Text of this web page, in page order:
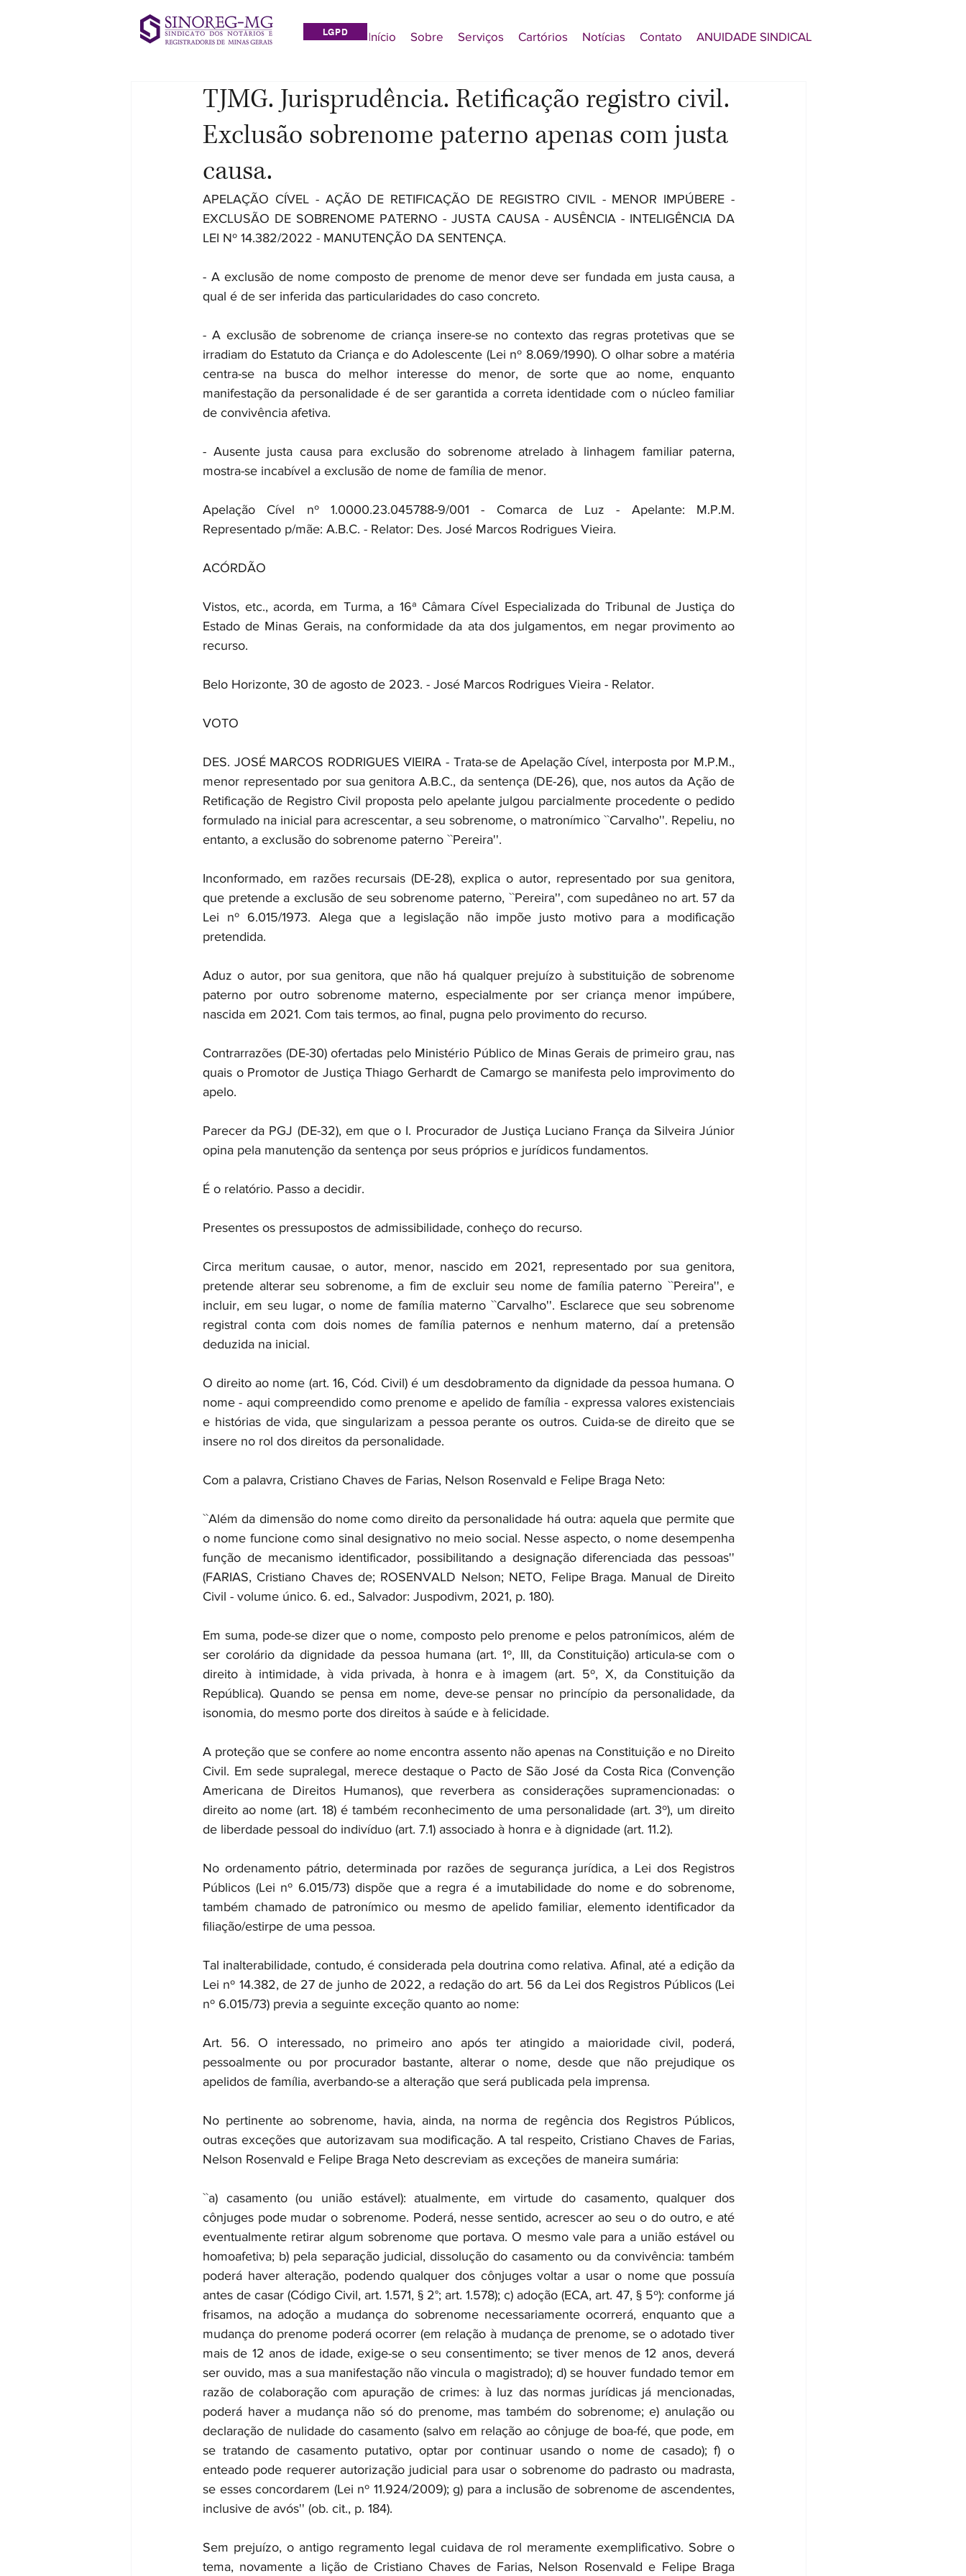
Início Sobre Serviços Cartórios Notícias Contato ANUIDADE SINDICAL
LGPD
TJMG. Jurisprudência. Retificação registro civil.
Exclusão sobrenome paterno apenas com justa
causa.
APELAÇÃO CÍVEL - AÇÃO DE RETIFICAÇÃO DE REGISTRO CIVIL - MENOR IMPÚBERE -
EXCLUSÃO DE SOBRENOME PATERNO - JUSTA CAUSA - AUSÊNCIA - INTELIGÊNCIA DA
LEI Nº 14.382/2022 - MANUTENÇÃO DA SENTENÇA.
- A exclusão de nome composto de prenome de menor deve ser fundada em justa causa, a
qual é de ser inferida das particularidades do caso concreto.
- A exclusão de sobrenome de criança insere-se no contexto das regras protetivas que se
irradiam do Estatuto da Criança e do Adolescente (Lei nº 8.069/1990). O olhar sobre a matéria
centra-se na busca do melhor interesse do menor, de sorte que ao nome, enquanto
manifestação da personalidade é de ser garantida a correta identidade com o núcleo familiar
de convivência afetiva.
- Ausente justa causa para exclusão do sobrenome atrelado à linhagem familiar paterna,
mostra-se incabível a exclusão de nome de família de menor.
Apelação Cível nº 1.0000.23.045788-9/001 - Comarca de Luz - Apelante: M.P.M.
Representado p/mãe: A.B.C. - Relator: Des. José Marcos Rodrigues Vieira.
ACÓRDÃO
Vistos, etc., acorda, em Turma, a 16ª Câmara Cível Especializada do Tribunal de Justiça do
Estado de Minas Gerais, na conformidade da ata dos julgamentos, em negar provimento ao
recurso.
Belo Horizonte, 30 de agosto de 2023. - José Marcos Rodrigues Vieira - Relator.
VOTO
DES. JOSÉ MARCOS RODRIGUES VIEIRA - Trata-se de Apelação Cível, interposta por M.P.M.,
menor representado por sua genitora A.B.C., da sentença (DE-26), que, nos autos da Ação de
Retificação de Registro Civil proposta pelo apelante julgou parcialmente procedente o pedido
formulado na inicial para acrescentar, a seu sobrenome, o matronímico ``Carvalho''. Repeliu, no
entanto, a exclusão do sobrenome paterno ``Pereira''.
Inconformado, em razões recursais (DE-28), explica o autor, representado por sua genitora,
que pretende a exclusão de seu sobrenome paterno, ``Pereira'', com supedâneo no art. 57 da
Lei nº 6.015/1973. Alega que a legislação não impõe justo motivo para a modificação
pretendida.
Aduz o autor, por sua genitora, que não há qualquer prejuízo à substituição de sobrenome
paterno por outro sobrenome materno, especialmente por ser criança menor impúbere,
nascida em 2021. Com tais termos, ao final, pugna pelo provimento do recurso.
Contrarrazões (DE-30) ofertadas pelo Ministério Público de Minas Gerais de primeiro grau, nas
quais o Promotor de Justiça Thiago Gerhardt de Camargo se manifesta pelo improvimento do
apelo.
Parecer da PGJ (DE-32), em que o I. Procurador de Justiça Luciano França da Silveira Júnior
opina pela manutenção da sentença por seus próprios e jurídicos fundamentos.
É o relatório. Passo a decidir.
Presentes os pressupostos de admissibilidade, conheço do recurso.
Circa meritum causae, o autor, menor, nascido em 2021, representado por sua genitora,
pretende alterar seu sobrenome, a fim de excluir seu nome de família paterno ``Pereira'', e
incluir, em seu lugar, o nome de família materno ``Carvalho''. Esclarece que seu sobrenome
registral conta com dois nomes de família paternos e nenhum materno, daí a pretensão
deduzida na inicial.
O direito ao nome (art. 16, Cód. Civil) é um desdobramento da dignidade da pessoa humana. O
nome - aqui compreendido como prenome e apelido de família - expressa valores existenciais
e histórias de vida, que singularizam a pessoa perante os outros. Cuida-se de direito que se
insere no rol dos direitos da personalidade.
Com a palavra, Cristiano Chaves de Farias, Nelson Rosenvald e Felipe Braga Neto:
``Além da dimensão do nome como direito da personalidade há outra: aquela que permite que
o nome funcione como sinal designativo no meio social. Nesse aspecto, o nome desempenha
função de mecanismo identificador, possibilitando a designação diferenciada das pessoas''
(FARIAS, Cristiano Chaves de; ROSENVALD Nelson; NETO, Felipe Braga. Manual de Direito
Civil - volume único. 6. ed., Salvador: Juspodivm, 2021, p. 180).
Em suma, pode-se dizer que o nome, composto pelo prenome e pelos patronímicos, além de
ser corolário da dignidade da pessoa humana (art. 1º, III, da Constituição) articula-se com o
direito à intimidade, à vida privada, à honra e à imagem (art. 5º, X, da Constituição da
República). Quando se pensa em nome, deve-se pensar no princípio da personalidade, da
isonomia, do mesmo porte dos direitos à saúde e à felicidade.
A proteção que se confere ao nome encontra assento não apenas na Constituição e no Direito
Civil. Em sede supralegal, merece destaque o Pacto de São José da Costa Rica (Convenção
Americana de Direitos Humanos), que reverbera as considerações supramencionadas: o
direito ao nome (art. 18) é também reconhecimento de uma personalidade (art. 3º), um direito
de liberdade pessoal do indivíduo (art. 7.1) associado à honra e à dignidade (art. 11.2).
No ordenamento pátrio, determinada por razões de segurança jurídica, a Lei dos Registros
Públicos (Lei nº 6.015/73) dispõe que a regra é a imutabilidade do nome e do sobrenome,
também chamado de patronímico ou mesmo de apelido familiar, elemento identificador da
filiação/estirpe de uma pessoa.
Tal inalterabilidade, contudo, é considerada pela doutrina como relativa. Afinal, até a edição da
Lei nº 14.382, de 27 de junho de 2022, a redação do art. 56 da Lei dos Registros Públicos (Lei
nº 6.015/73) previa a seguinte exceção quanto ao nome:
Art. 56. O interessado, no primeiro ano após ter atingido a maioridade civil, poderá,
pessoalmente ou por procurador bastante, alterar o nome, desde que não prejudique os
apelidos de família, averbando-se a alteração que será publicada pela imprensa.
No pertinente ao sobrenome, havia, ainda, na norma de regência dos Registros Públicos,
outras exceções que autorizavam sua modificação. A tal respeito, Cristiano Chaves de Farias,
Nelson Rosenvald e Felipe Braga Neto descreviam as exceções de maneira sumária:
``a) casamento (ou união estável): atualmente, em virtude do casamento, qualquer dos
cônjuges pode mudar o sobrenome. Poderá, nesse sentido, acrescer ao seu o do outro, e até
eventualmente retirar algum sobrenome que portava. O mesmo vale para a união estável ou
homoafetiva; b) pela separação judicial, dissolução do casamento ou da convivência: também
poderá haver alteração, podendo qualquer dos cônjuges voltar a usar o nome que possuía
antes de casar (Código Civil, art. 1.571, § 2°; art. 1.578); c) adoção (ECA, art. 47, § 5º): conforme já
frisamos, na adoção a mudança do sobrenome necessariamente ocorrerá, enquanto que a
mudança do prenome poderá ocorrer (em relação à mudança de prenome, se o adotado tiver
mais de 12 anos de idade, exige-se o seu consentimento; se tiver menos de 12 anos, deverá
ser ouvido, mas a sua manifestação não vincula o magistrado); d) se houver fundado temor em
razão de colaboração com apuração de crimes: à luz das normas jurídicas já mencionadas,
poderá haver a mudança não só do prenome, mas também do sobrenome; e) anulação ou
declaração de nulidade do casamento (salvo em relação ao cônjuge de boa-fé, que pode, em
se tratando de casamento putativo, optar por continuar usando o nome de casado); f) o
enteado pode requerer autorização judicial para usar o sobrenome do padrasto ou madrasta,
se esses concordarem (Lei nº 11.924/2009); g) para a inclusão de sobrenome de ascendentes,
inclusive de avós'' (ob. cit., p. 184).
Sem prejuízo, o antigo regramento legal cuidava de rol meramente exemplificativo. Sobre o
tema, novamente a lição de Cristiano Chaves de Farias, Nelson Rosenvald e Felipe Braga